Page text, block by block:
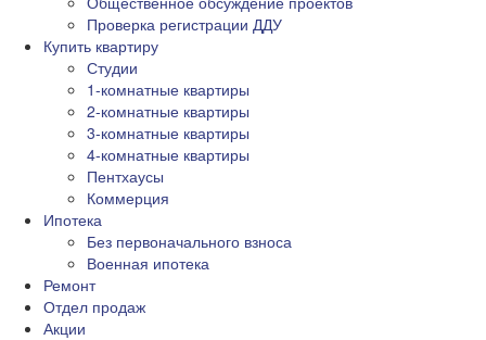
Проверка регистрации ДДУ
Купить квартиру
Студии
1-комнатные квартиры
2-комнатные квартиры
3-комнатные квартиры
4-комнатные квартиры
Пентхаусы
Коммерция
Ипотека
Без первоначального взноса
Военная ипотека
Ремонт
Отдел продаж
Акции